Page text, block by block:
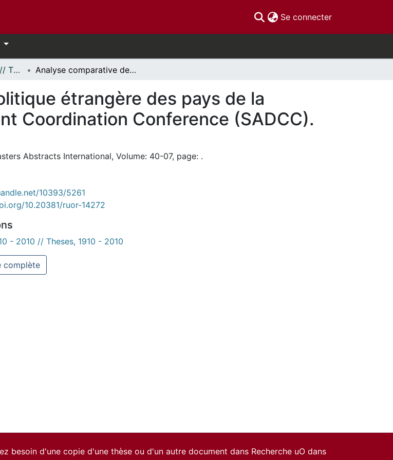
Se connecter(current)
Thèses, 1910 - 2010 // Theses, 1910 - 2010 Analyse comparative de la politique étrangère des pays de la Southern African Development Coordination Conference (SADCC).
étrangère des pays de la
Coordination Conference (SADCC).
Abstracts International, Volume: 40-07, page: .
10393/5261
10.20381/ruor-14272
- 2010 // Theses, 1910 - 2010
complète
besoin d'une copie d'une thèse ou d'un autre document dans Recherche uO dans